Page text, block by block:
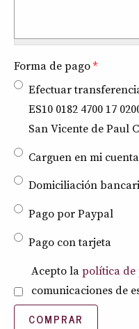
Forma de pago *
Efectuar
ES10 0182 4700 17
San Vicente de Paul
Carguen en mi
Domiciliación
Pago por Paypal
Pago con tarjeta
Política de privacidad*
Acepto la política
comunicaciones de
COMPRAR